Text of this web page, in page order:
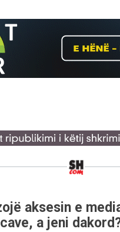
aksesin e
a jeni